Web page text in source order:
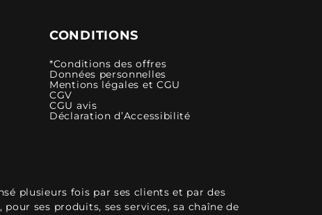
CONDITIONS
*Conditions des offres
Données personnelles
Mentions légales et CGU
CGV
CGU avis
Déclaration d’Accessibilité
plusieurs fois par ses clients et par des
ses produits, ses services, sa chaîne de